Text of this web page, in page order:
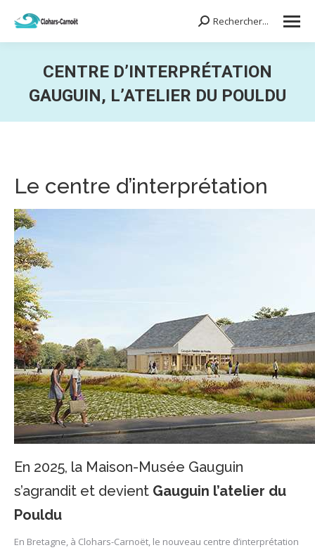
Search:Rechercher...
CENTRE D’INTERPRÉTATION
GAUGUIN, L’ATELIER DU POULDU
Le centre d’interprétation
En 2025, la Maison-Musée Gauguin
s’agrandit et devient Gauguin l’atelier du
Pouldu
En Bretagne, à Clohars-Carnoët, le nouveau centre d’interprétation